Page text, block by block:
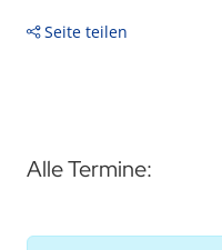
Seite teilen
Alle Termine: